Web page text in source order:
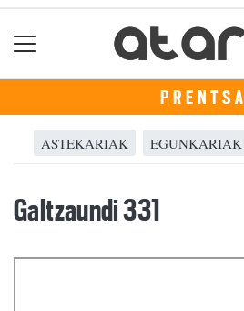
PRENTSA
ASTEKARIAK EGUNKARIAK
Galtzaundi 331